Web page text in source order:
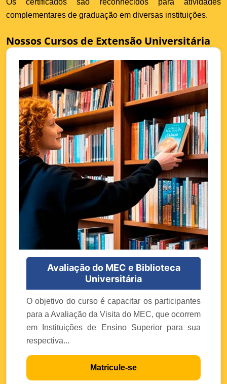
Os certificados são reconhecidos para atividades
complementares de graduação em diversas instituições.
Nossos Cursos de Extensão Universitária
Avaliação do MEC e Biblioteca
Universitária
O objetivo do curso é capacitar os participantes
para a Avaliação da Visita do MEC, que ocorrem
em Instituições de Ensino Superior para sua
respectiva...
Matricule-se